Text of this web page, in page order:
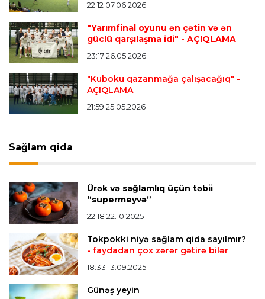
"Sabah" Danimarkadan məğlubiyyətlə qayıdır
Dünya çempionatı
"İnfantino istefa verməlidir"
Transfer 22:58 05.08.2026
22:12 07.06.2026
"Yarımfinal oyunu ən çətin və ən
güclü qarşılaşma idi" - AÇIQLAMA
23:17 26.05.2026
"Kuboku qazanmağa çalışacağıq" -
AÇIQLAMA
21:59 25.05.2026
Sağlam qida
Ürək və sağlamlıq üçün təbii
“supermeyvə”
22:18 22.10.2025
Tokpokki niyə sağlam qida sayılmır?
- faydadan çox zərər gətirə bilər
18:33 13.09.2025
Günəş yeyin